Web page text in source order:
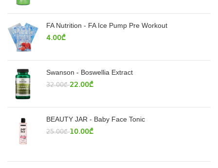
FA Nutrition - FA Ice Pump Pre Workout
4.00₾
Swanson - Boswellia Extract
32.00₾ 22.00₾
BEAUTY JAR - Baby Face Tonic
25.00₾ 10.00₾